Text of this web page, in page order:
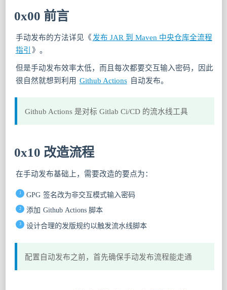
0x00 前言
手动发布的方法详见《发布 JAR 到 Maven 中央仓库全流程
指引
》。
但是手动发布效率太低，而且每次都要交互输入密码，因此
很自然就想到利用 Github Actions 自动发布。
Github Actions 是对标 Gitlab Ci/CD 的流水线工具
0x10 改造流程
在手动发布基础上，需要改造的要点为：
GPG 签名改为非交互模式输入密码
添加 Github Actions 脚本
设计合理的发版规约以触发流水线脚本
配置自动发布之前，首先确保手动发布流程能走通